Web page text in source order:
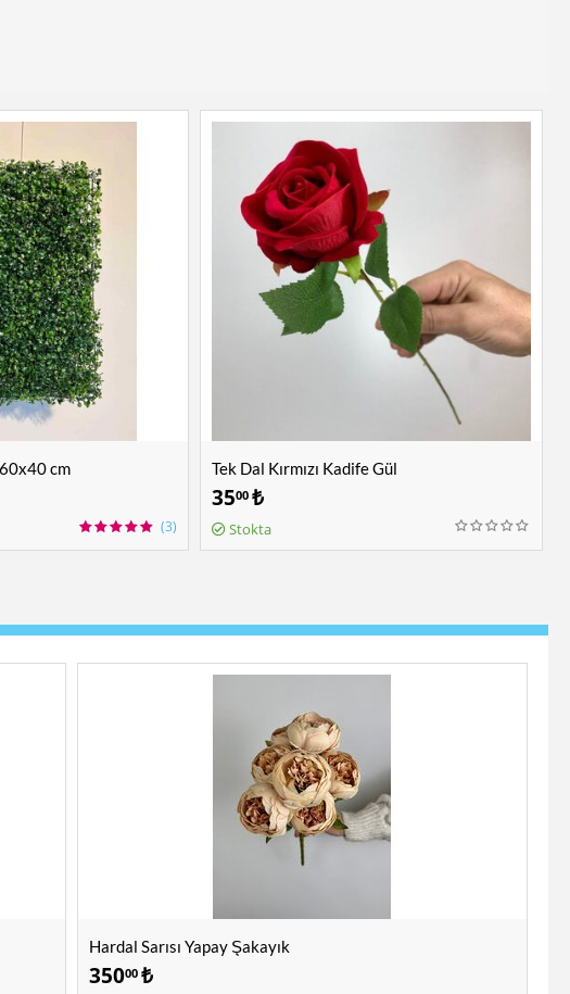
cm
(3)
Tek Dal Kırmızı Kadife Gül
3500 ₺
Stokta
Hardal Sarısı Yapay Şakayık
35000 ₺